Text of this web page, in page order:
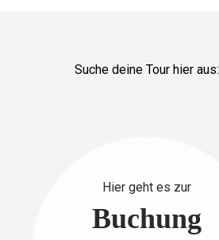
Suche deine Tour hier aus:
Hier geht es zur
Buchung